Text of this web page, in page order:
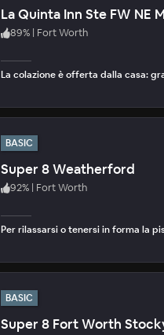
La Quinta Inn Ste FW NE
89% | Fort Worth
La colazione è offerta dalla casa:
BASIC
Super 8 Weatherford
92% | Fort Worth
Per rilassarsi o tenersi in forma la
BASIC
Super 8 Fort Worth